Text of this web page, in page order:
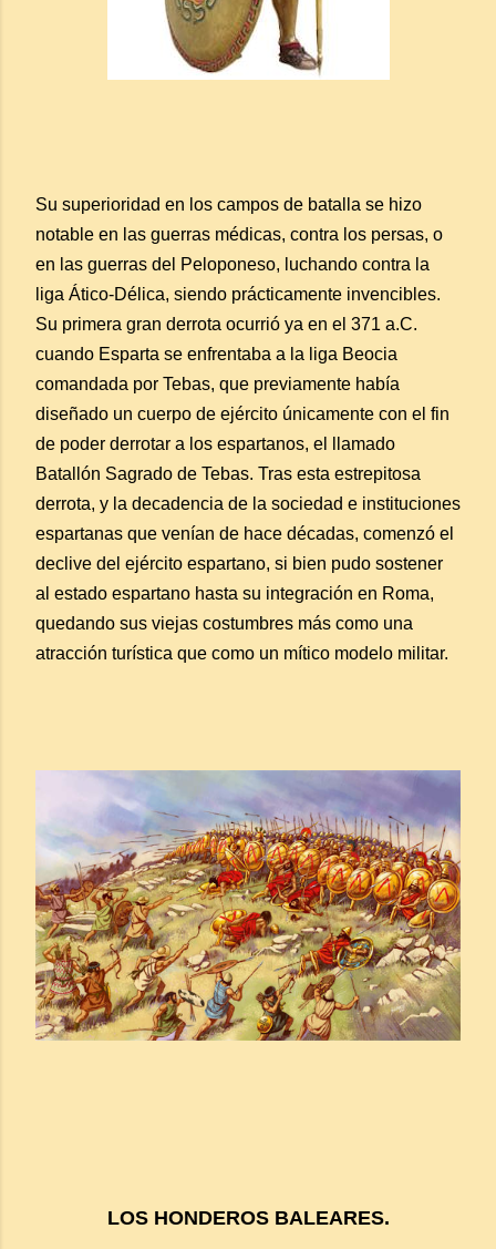
Su superioridad en los campos de batalla se hizo
notable en las guerras médicas, contra los persas, o
en las guerras del Peloponeso, luchando contra la
liga Ático-Délica, siendo prácticamente invencibles.
Su primera gran derrota ocurrió ya en el 371 a.C.
cuando Esparta se enfrentaba a la liga Beocia
comandada por Tebas, que previamente había
diseñado un cuerpo de ejército únicamente con el fin
de poder derrotar a los espartanos, el llamado
Batallón Sagrado de Tebas. Tras esta estrepitosa
derrota, y la decadencia de la sociedad e instituciones
espartanas que venían de hace décadas, comenzó el
declive del ejército espartano, si bien pudo sostener
al estado espartano hasta su integración en Roma,
quedando sus viejas costumbres más como una
atracción turística que como un mítico modelo militar.
LOS HONDEROS BALEARES.